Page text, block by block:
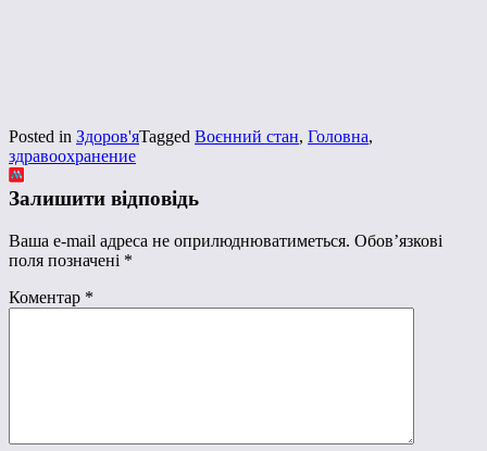
Posted in Здоров'яTagged Воєнний стан, Головна,
здравоохранение
Залишити відповідь
Ваша e-mail адреса не оприлюднюватиметься. Обов’язкові
поля позначені *
Коментар *